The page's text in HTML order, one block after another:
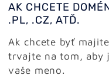
AK CHCETE
.PL, .CZ, ATĎ.
Ak chcete byť
trvajte na tom, aby
vaše meno.